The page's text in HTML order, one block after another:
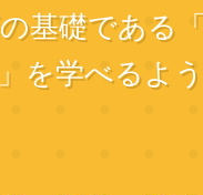
基礎である
を学べるよ